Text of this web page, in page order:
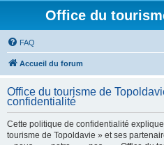
Office du
FAQ
Accueil du forum
Office du tourisme de
confidentialité
Cette politique de confidentialité
tourisme de Topoldavie » et ses